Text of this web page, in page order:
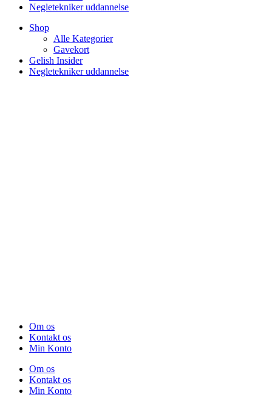
Negletekniker uddannelse
Shop
Alle Kategorier
Gavekort
Gelish Insider
Negletekniker uddannelse
Om os
Kontakt os
Min Konto
Om os
Kontakt os
Min Konto